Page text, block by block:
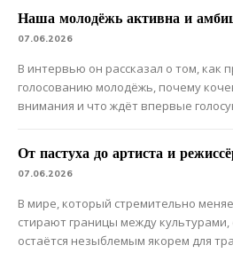
Наша молодёжь активна и
07.06.2026
В интервью он рассказал о том, как
голосованию молодёжь, почему
внимания и что ждёт впервые
От пастуха до артиста и
07.06.2026
В мире, который стремительно
стирают границы между
остаётся незыблемым якорем для